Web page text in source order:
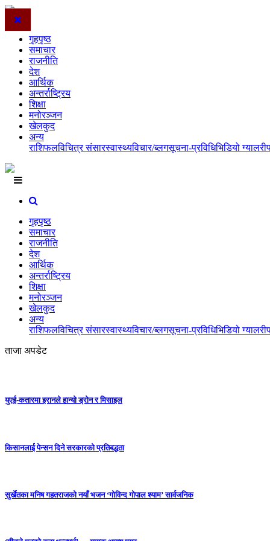
गृहपृष्ठ
समाचार
राजनीति
देश
आर्थिक
अन्तर्राष्ट्रिय
शिक्षा
मनोरञ्जन
खेलकुद
अन्य
राशिफलविचित्र संसारस्वास्थ्यविचार/ब्लगसूचना-प्रविधिभिडियो ग्यालरी
गृहपृष्ठ
समाचार
राजनीति
देश
आर्थिक
अन्तर्राष्ट्रिय
शिक्षा
मनोरञ्जन
खेलकुद
अन्य
राशिफलविचित्र संसारस्वास्थ्यविचार/ब्लगसूचना-प्रविधिभिडियो ग्यालरी
ताजा अपडेट
युएई-कतारमा इरानले हान्यो ड्रोन र मिसाइल
किसानलाई पेन्सन दिने सरकारको प्रतिबद्धता
सुर्खेतका मनिष गहतराजको नयाँ भजन ‘गोविन्द गोपाल श्याम’ सार्वजनिक